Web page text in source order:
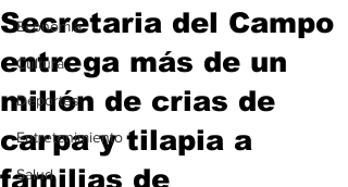
Economía
Cultura
Deportes
Entretenimiento
Salud
Secretaria del Campo
entrega más de un
millón de crias de
carpa y tilapia a
familias de